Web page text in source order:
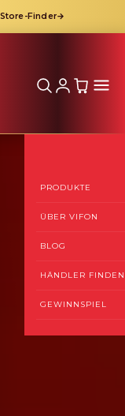
Finder→
Euro!→
PRODUKTE
ÜBER VIFON
BLOG
HÄNDLER FINDEN
GEWINNSPIEL